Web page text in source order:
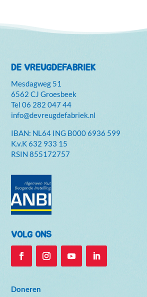
DE VREUGDEFABRIEK
Mesdagweg 51
6562 CJ Groesbeek
Tel06 282 047 44
info@devreugdefabriek.nl
IBAN: NL64 ING B000 6936 599
K.v.K632 933 15
RSIN 855172757
VOLG ONS
Doneren